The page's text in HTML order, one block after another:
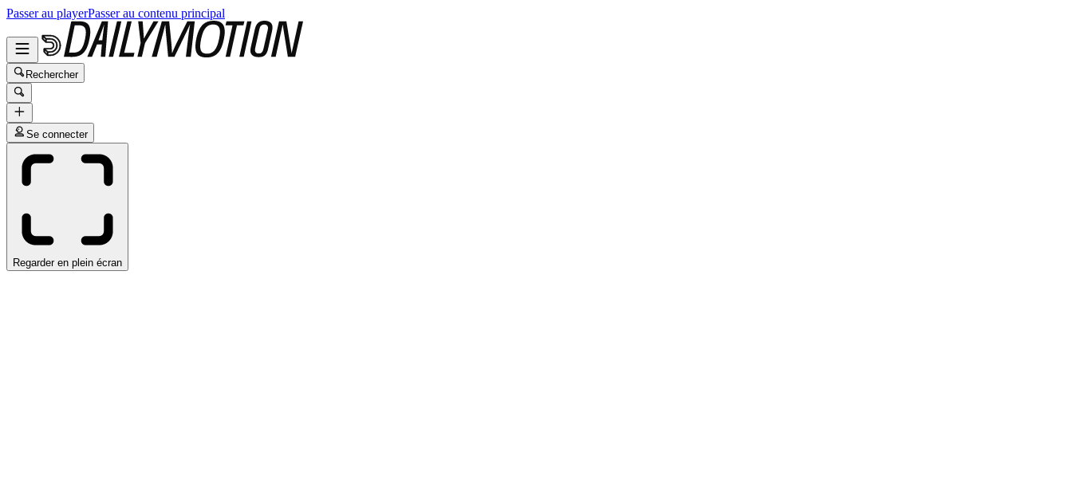
Passer au playerPasser au contenu principal
Rechercher
Se connecter
Regarder en plein écran